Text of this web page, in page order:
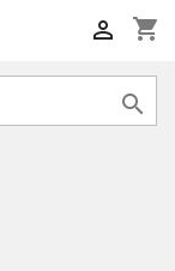
shopping_cart

